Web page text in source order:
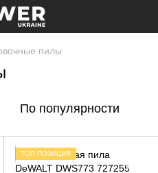
пилы
По популярности
ТОП ПОЗИЦИЯ